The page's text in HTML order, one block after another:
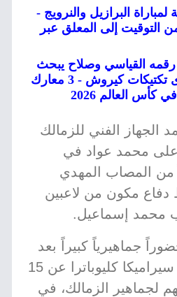
البرازيل والنرويج -
التوقيت إلى المعلق عبر
القياسي وصلاح يبحث
عن التاريخ ودياز يتحدى تكتيكات كيروش - 3 معارك
الجهاز الفني للزمالك
على محمد عواد في
من المصاب المهدي
دفاع مكون من لاعبين
محمد إسماعيل.
جماهيرياً كبيراً بعد
تنازل مسئولي نادي سيراميكا كليوباترا عن 15
لجماهير الزمالك، في